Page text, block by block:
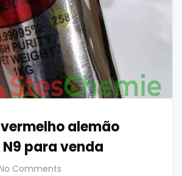
alemão
para venda
Comments